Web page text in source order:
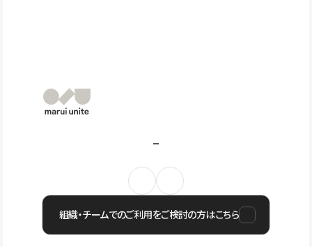
組織・チームでのご利用をご検討の方はこちら